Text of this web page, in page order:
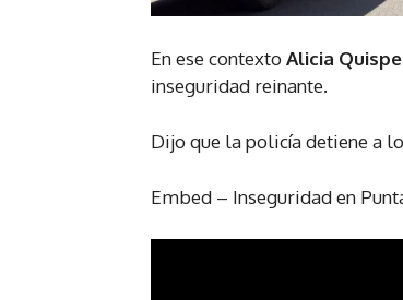
En ese contextoAlicia Quispe
inseguridad reinante.
Dijo que la policía detiene a
Embed – Inseguridad en